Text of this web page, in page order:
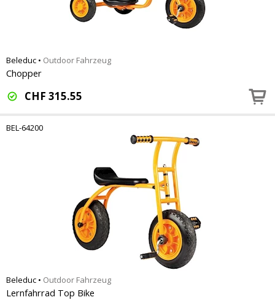
Beleduc • Outdoor Fahrzeug
Chopper
CHF 315.55
BEL-64200
Beleduc • Outdoor Fahrzeug
Lernfahrrad Top Bike